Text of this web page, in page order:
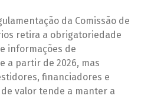
da Comissão de
retira a obrigatoriedade
informações de
a partir de 2026, mas
financiadores e
valor tende a manter a